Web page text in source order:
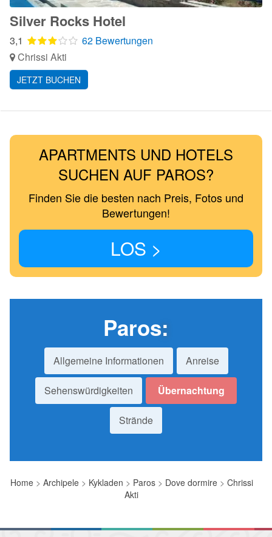
Silver Rocks Hotel
3,1
62 Bewertungen
Chrissi Akti
JETZT BUCHEN
APARTMENTS UND HOTELS
SUCHEN AUF PAROS?
Finden Sie die besten nach Preis, Fotos und
Bewertungen!
LOS >
Paros:
Allgemeine Informationen Anreise
Sehenswürdigkeiten Übernachtung
Strände
Home> Archipele> Kykladen > Paros> Dove dormire> Chrissi
Akti